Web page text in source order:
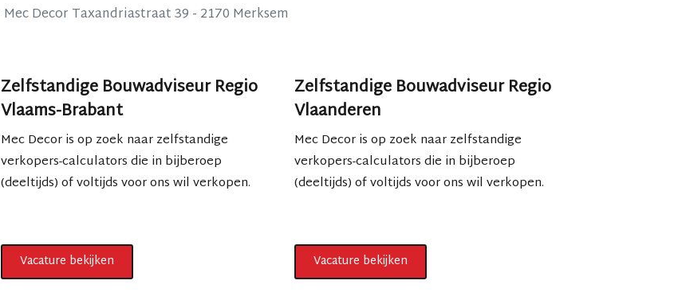
Mec Decor Taxandriastraat 39 - 2170 Merksem
Zelfstandige Bouwadviseur Regio
Vlaams-Brabant
Mec Decor is op zoek naar zelfstandige
verkopers-calculators die in bijberoep
(deeltijds) of voltijds voor ons wil verkopen.
Vacature bekijken
Zelfstandige Bouwadviseur Regio
Vlaanderen
Mec Decor is op zoek naar zelfstandige
verkopers-calculators die in bijberoep
(deeltijds) of voltijds voor ons wil verkopen.
Vacature bekijken